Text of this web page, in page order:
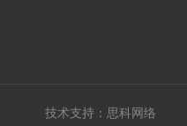
技术支持： 思科网络